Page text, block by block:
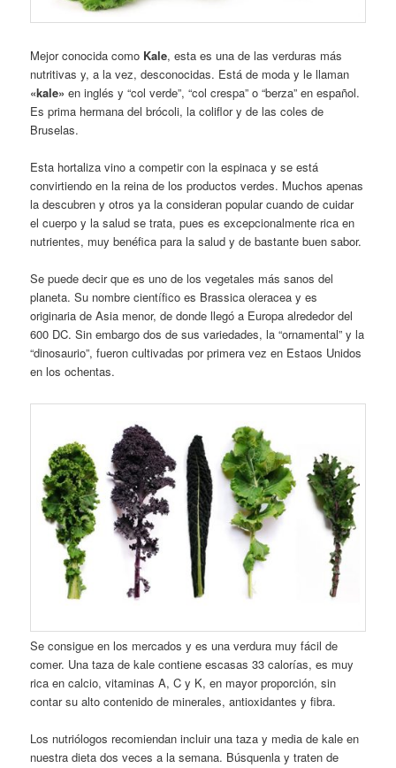
Mejor conocida como Kale, esta es una de las verduras más
nutritivas y, a la vez, desconocidas. Está de moda y le llaman
«kale» en inglés y “col verde”, “col crespa” o “berza” en español.
Es prima hermana del brócoli, la coliflor y de las coles de
Bruselas.
Esta hortaliza vino a competir con la espinaca y se está
convirtiendo en la reina de los productos verdes. Muchos apenas
la descubren y otros ya la consideran popular cuando de cuidar
el cuerpo y la salud se trata, pues es excepcionalmente rica en
nutrientes, muy benéfica para la salud y de bastante buen sabor.
Se puede decir que es uno de los vegetales más sanos del
planeta. Su nombre científico es Brassica oleracea y es
originaria de Asia menor, de donde llegó a Europa alrededor del
600 DC. Sin embargo dos de sus variedades, la “ornamental” y la
“dinosaurio”, fueron cultivadas por primera vez en Estaos Unidos
en los ochentas.
Se consigue en los mercados y es una verdura muy fácil de
comer. Una taza de kale contiene escasas 33 calorías, es muy
rica en calcio, vitaminas A, C y K, en mayor proporción, sin
contar su alto contenido de minerales, antioxidantes y fibra.
Los nutriólogos recomiendan incluir una taza y media de kale en
nuestra dieta dos veces a la semana. Búsquenla y traten de